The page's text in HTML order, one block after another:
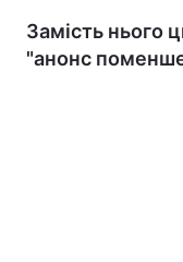
Замість нього
"анонс